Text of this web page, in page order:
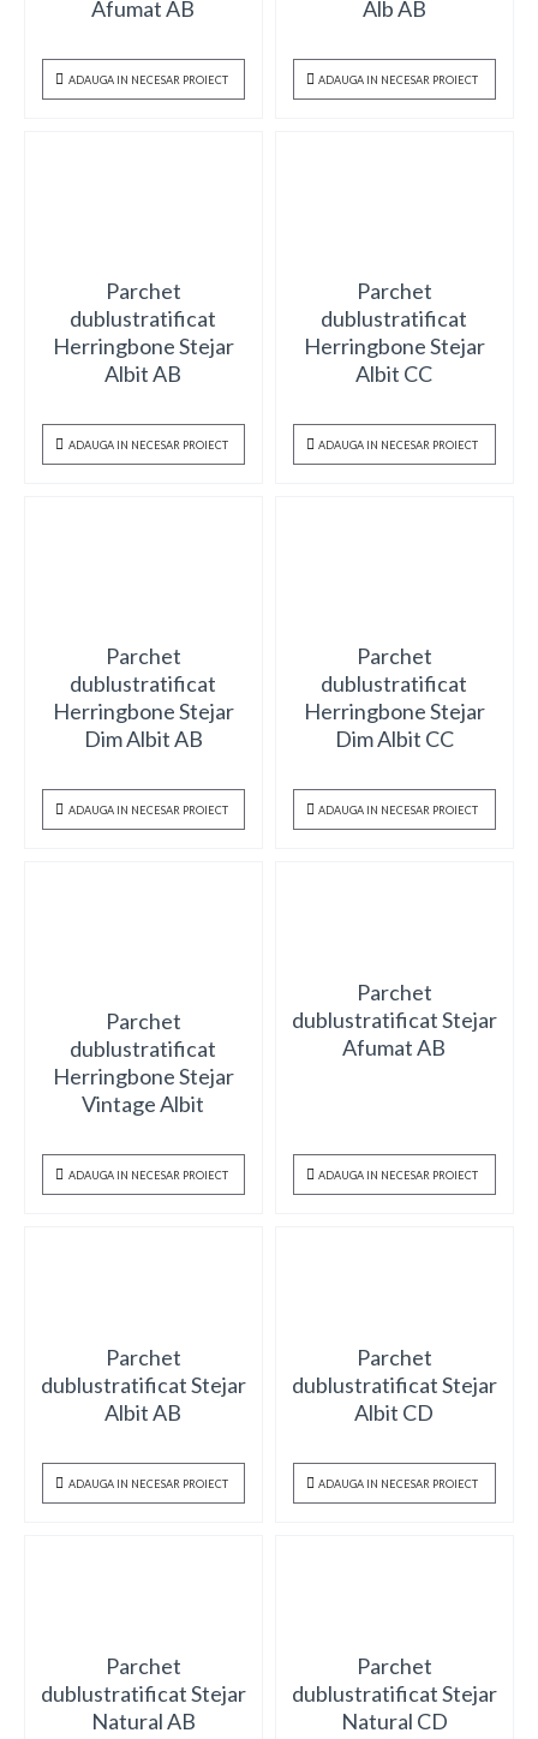
Afumat AB
ADAUGA IN NECESAR PROIECT
Alb AB
ADAUGA IN NECESAR PROIECT
Parchet
dublustratificat
Herringbone Stejar
Albit AB
ADAUGA IN NECESAR PROIECT
Parchet
dublustratificat
Herringbone Stejar
Albit CC
ADAUGA IN NECESAR PROIECT
Parchet
dublustratificat
Herringbone Stejar
Dim Albit AB
ADAUGA IN NECESAR PROIECT
Parchet
dublustratificat
Herringbone Stejar
Dim Albit CC
ADAUGA IN NECESAR PROIECT
Parchet
dublustratificat
Herringbone Stejar
Vintage Albit
ADAUGA IN NECESAR PROIECT
Parchet
dublustratificat Stejar
Afumat AB
ADAUGA IN NECESAR PROIECT
Parchet
dublustratificat Stejar
Albit AB
ADAUGA IN NECESAR PROIECT
Parchet
dublustratificat Stejar
Albit CD
ADAUGA IN NECESAR PROIECT
Parchet
dublustratificat Stejar
Natural AB
Parchet
dublustratificat Stejar
Natural CD